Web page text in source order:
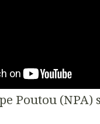
Poutou (NPA)